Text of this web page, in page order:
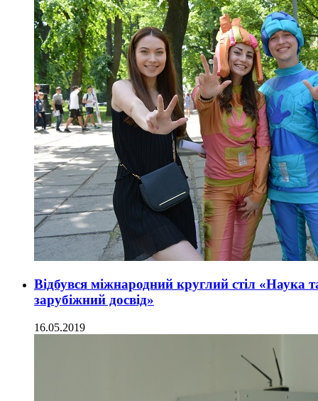
Відбувся міжнародний круглий стіл «Наука
зарубіжний досвід»
16.05.2019